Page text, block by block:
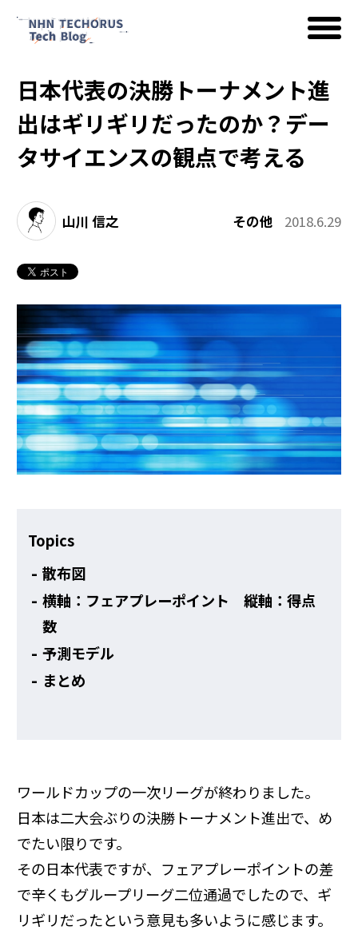
AWS
Google Cloud
イベント
コラム
その他
日本代表の決勝トーナメント進
出はギリギリだったのか？デー
タサイエンスの観点で考える
山川 信之 その他 2018.6.29
Topics
散布図
横軸：フェアプレーポイント 縦軸：得点
数
予測モデル
まとめ
ワールドカップの一次リーグが終わりました。
日本は二大会ぶりの決勝トーナメント進出で、め
でたい限りです。
その日本代表ですが、フェアプレーポイントの差
で辛くもグループリーグ二位通過でしたので、ギ
リギリだったという意見も多いように感じます。